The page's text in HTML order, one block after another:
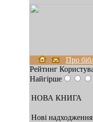
Про
Рейтинг
Найгірше
НОВА КНИГА
Нові надходження